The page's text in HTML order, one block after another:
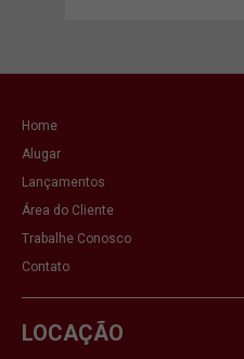
Home
Alugar
Lançamentos
Área do Cliente
Trabalhe Conosco
Contato
LOCAÇÃO